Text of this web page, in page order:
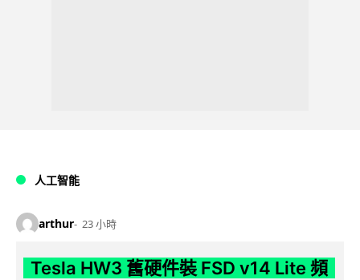
人工智能
arthur 23 小時
Tesla HW3 舊硬件裝 FSD v14 Lite 頻